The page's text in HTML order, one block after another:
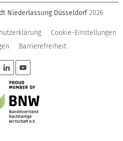
Niederlassung Düsseldorf 2026
Cookie-Einstellungen
Barrierefreiheit